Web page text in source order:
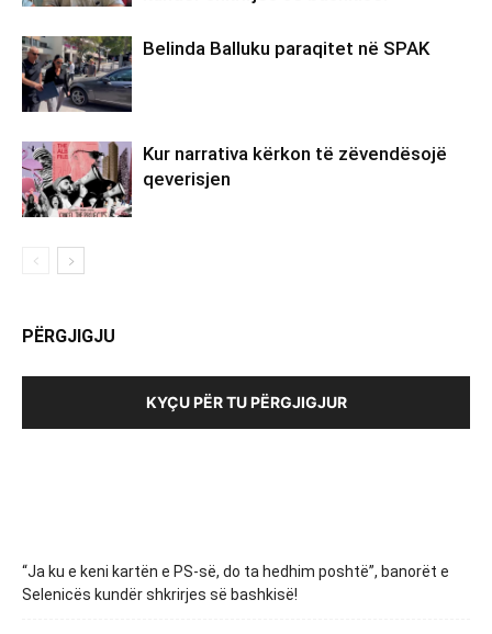
Belinda Balluku paraqitet në SPAK
Kur narrativa kërkon të zëvendësojë
qeverisjen
PËRGJIGJU
KYÇU PËR TU PËRGJIGJUR
“Ja ku e keni kartën e PS-së, do ta hedhim poshtë”, banorët e
Selenicës kundër shkrirjes së bashkisë!